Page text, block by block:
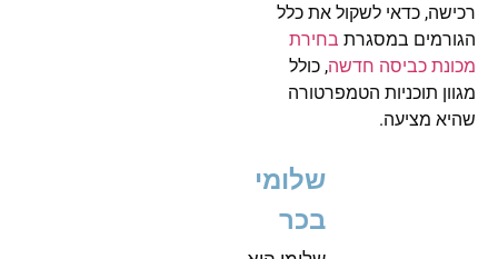
רכישה, כדאי לשקול את כלל
הגורמים במסגרת בחירת
מכונת כביסה חדשה, כולל
מגוון תוכניות הטמפרטורה
שהיא מציעה.
שלומי
בכר